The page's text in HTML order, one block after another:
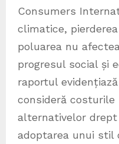
Consumers
climatice,
poluarea nu
progresul social și
raportul
consideră
alternativelor
adoptarea unui stil